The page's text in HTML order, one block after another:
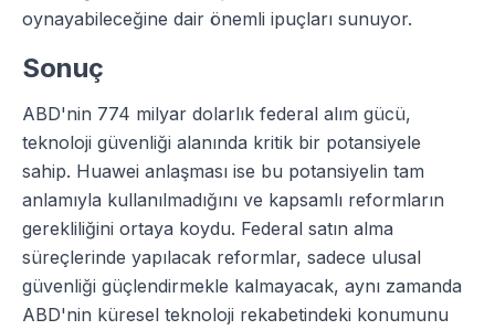
oynayabileceğine dair önemli ipuçları sunuyor.
Sonuç
ABD'nin 774 milyar dolarlık federal alım gücü,
teknoloji güvenliği alanında kritik bir potansiyele
sahip. Huawei anlaşması ise bu potansiyelin tam
anlamıyla kullanılmadığını ve kapsamlı reformların
gerekliliğini ortaya koydu. Federal satın alma
süreçlerinde yapılacak reformlar, sadece ulusal
güvenliği güçlendirmekle kalmayacak, aynı zamanda
ABD'nin küresel teknoloji rekabetindeki konumunu